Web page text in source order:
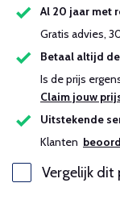
Al 20 jaar met
Gratis advies,
Betaal altijd
Is de prijs
Claim jouw
Uitstekende
Klanten
Vergelijk dit